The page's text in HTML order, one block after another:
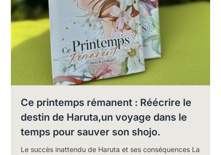
Ce printemps rémanent : Réécrire le
destin de Haruta,un voyage dans le
temps pour sauver son shojo.
Le succès inattendu de Haruta et ses conséquences La